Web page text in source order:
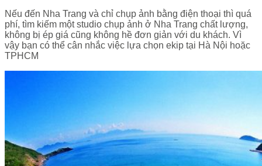
Nếu đến Nha Trang và chỉ chụp ảnh bằng điện thoại thì quá
phí, tìm kiếm một studio chụp ảnh ở Nha Trang chất lượng,
không bị ép giá cũng không hề đơn giản với du khách. Vì
vậy bạn có thể cân nhắc việc lựa chọn ekip tại Hà Nội hoặc
TPHCM